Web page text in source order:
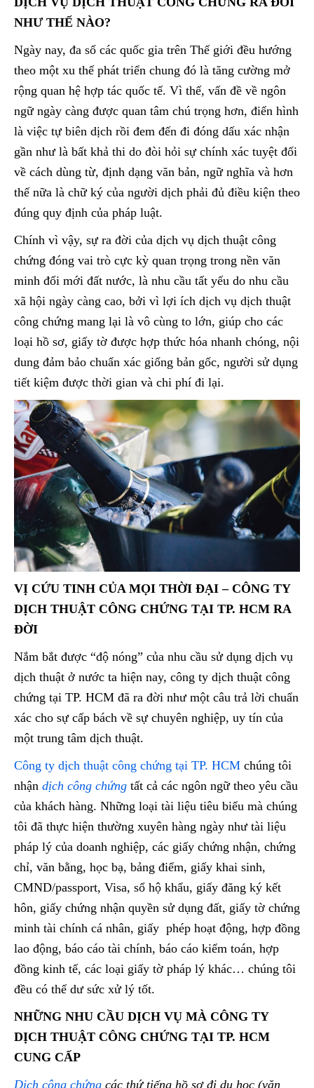
NHƯ THẾ NÀO?
Ngày nay, đa số các quốc gia trên Thế giới đều hướng
theo một xu thế phát triển chung đó là tăng cường mở
rộng quan hệ hợp tác quốc tế. Vì thế, vấn đề về ngôn
ngữ ngày càng được quan tâm chú trọng hơn, điển hình
là việc tự biên dịch rồi đem đến đi đóng dấu xác nhận
gần như là bất khả thi do đòi hỏi sự chính xác tuyệt đối
về cách dùng từ, định dạng văn bản, ngữ nghĩa và hơn
thế nữa là chữ ký của người dịch phải đủ điều kiện theo
đúng quy định của pháp luật.
Chính vì vậy, sự ra đời của dịch vụ dịch thuật công
chứng đóng vai trò cực kỳ quan trọng trong nền văn
minh đổi mới đất nước, là nhu cầu tất yếu do nhu cầu
xã hội ngày càng cao, bởi vì lợi ích dịch vụ dịch thuật
công chứng mang lại là vô cùng to lớn, giúp cho các
loại hồ sơ, giấy tờ được hợp thức hóa nhanh chóng, nội
dung đảm bảo chuẩn xác giống bản gốc, người sử dụng
tiết kiệm được thời gian và chi phí đi lại.
VỊ CỨU TINH CỦA MỌI THỜI ĐẠI – CÔNG TY
DỊCH THUẬT CÔNG CHỨNG TẠI TP. HCM RA
ĐỜI
Nắm bắt được “độ nóng” của nhu cầu sử dụng dịch vụ
dịch thuật ở nước ta hiện nay, công ty dịch thuật công
chứng tại TP. HCM đã ra đời như một câu trả lời chuẩn
xác cho sự cấp bách về sự chuyên nghiệp, uy tín của
một trung tâm dịch thuật.
Công ty dịch thuật công chứng tại TP. HCM chúng tôi
nhận dịch công chứng tất cả các ngôn ngữ theo yêu cầu
của khách hàng. Những loại tài liệu tiêu biểu mà chúng
tôi đã thực hiện thường xuyên hàng ngày như tài liệu
pháp lý của doanh nghiệp, các giấy chứng nhận, chứng
chỉ, văn bằng, học bạ, bảng điểm, giấy khai sinh,
CMND/passport, Visa, sổ hộ khẩu, giấy đăng ký kết
hôn, giấy chứng nhận quyền sử dụng đất, giấy tờ chứng
minh tài chính cá nhân, giấy phép hoạt động, hợp đồng
lao động, báo cáo tài chính, báo cáo kiểm toán, hợp
đồng kinh tế, các loại giấy tờ pháp lý khác… chúng tôi
đều có thể dư sức xử lý tốt.
NHỮNG NHU CẦU DỊCH VỤ MÀ CÔNG TY
DỊCH THUẬT CÔNG CHỨNG TẠI TP. HCM
CUNG CẤP
Dịch công chứng các thứ tiếng hồ sơ đi du học (văn